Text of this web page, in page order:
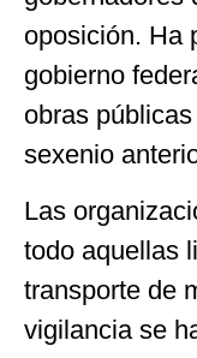
oposición. Ha
gobierno
obras
sexenio
Las
todo aquellas
transporte de
vigilancia se